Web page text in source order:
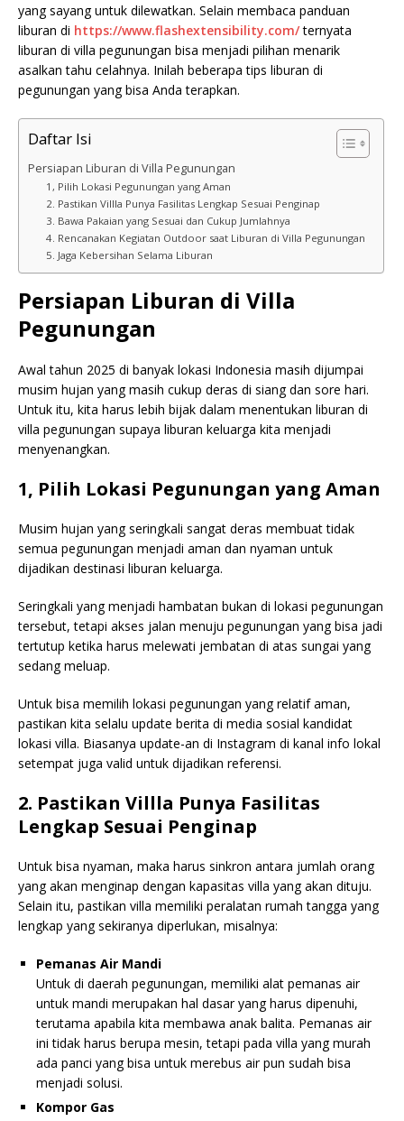
yang sayang untuk dilewatkan. Selain membaca panduan
liburan di https://www.flashextensibility.com/ternyata
liburan di villa pegunungan bisa menjadi pilihan menarik
asalkan tahu celahnya. Inilah beberapa tips liburan di
pegunungan yang bisa Anda terapkan.
Daftar Isi
Persiapan Liburan di Villa Pegunungan
1, Pilih Lokasi Pegunungan yang Aman
2. Pastikan Villla Punya Fasilitas Lengkap Sesuai Penginap
3. Bawa Pakaian yang Sesuai dan Cukup Jumlahnya
4. Rencanakan Kegiatan Outdoor saat Liburan di Villa Pegunungan
5. Jaga Kebersihan Selama Liburan
Persiapan Liburan di Villa
Pegunungan
Awal tahun 2025 di banyak lokasi Indonesia masih dijumpai
musim hujan yang masih cukup deras di siang dan sore hari.
Untuk itu, kita harus lebih bijak dalam menentukan liburan di
villa pegunungan supaya liburan keluarga kita menjadi
menyenangkan.
1, Pilih Lokasi Pegunungan yang Aman
Musim hujan yang seringkali sangat deras membuat tidak
semua pegunungan menjadi aman dan nyaman untuk
dijadikan destinasi liburan keluarga.
Seringkali yang menjadi hambatan bukan di lokasi pegunungan
tersebut, tetapi akses jalan menuju pegunungan yang bisa jadi
tertutup ketika harus melewati jembatan di atas sungai yang
sedang meluap.
Untuk bisa memilih lokasi pegunungan yang relatif aman,
pastikan kita selalu update berita di media sosial kandidat
lokasi villa. Biasanya update-an di Instagram di kanal info lokal
setempat juga valid untuk dijadikan referensi.
2. Pastikan Villla Punya Fasilitas
Lengkap Sesuai Penginap
Untuk bisa nyaman, maka harus sinkron antara jumlah orang
yang akan menginap dengan kapasitas villa yang akan dituju.
Selain itu, pastikan villa memiliki peralatan rumah tangga yang
lengkap yang sekiranya diperlukan, misalnya:
Pemanas Air Mandi
Untuk di daerah pegunungan, memiliki alat pemanas air
untuk mandi merupakan hal dasar yang harus dipenuhi,
terutama apabila kita membawa anak balita. Pemanas air
ini tidak harus berupa mesin, tetapi pada villa yang murah
ada panci yang bisa untuk merebus air pun sudah bisa
menjadi solusi.
Kompor Gas